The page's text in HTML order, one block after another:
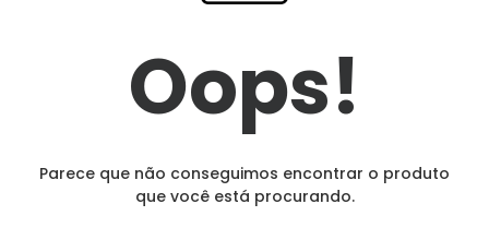
Oops!
Parece que não conseguimos encontrar o produto
que você está procurando.